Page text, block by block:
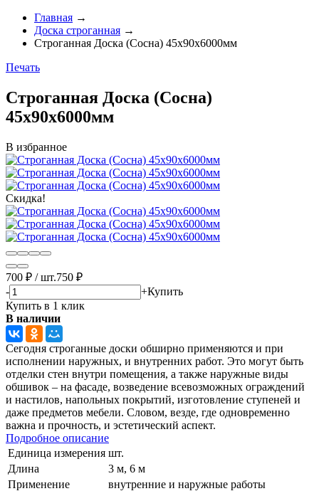
Главная →
Доска строганная →
Строганная Доска (Сосна) 45х90х6000мм
Печать
Строганная Доска (Сосна)
45х90х6000мм
В избранное
Скидка!
700 ₽ /шт.750 ₽
-
+Купить
Купить в 1 клик
В наличии
Сегодня строганные доски обширно применяются и при
исполнении наружных, и внутренних работ. Это могут быть
отделки стен внутри помещения, а также наружные виды
обшивок – на фасаде, возведение всевозможных ограждений
и настилов, напольных покрытий, изготовление ступеней и
даже предметов мебели. Словом, везде, где одновременно
важна и прочность, и эстетический аспект.
Подробное описание
Единица измерения шт.
Длина
3 м, 6 м
Применение
внутренние и наружные работы